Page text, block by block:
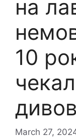
на
10
March 27,